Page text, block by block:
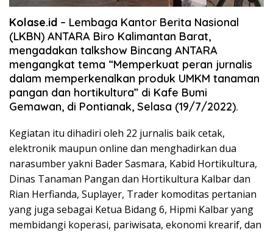
Kolase.id – Lembaga Kantor Berita Nasional
(LKBN) ANTARA Biro Kalimantan Barat,
mengadakan talkshow Bincang ANTARA
mengangkat tema “Memperkuat peran jurnalis
dalam memperkenalkan produk UMKM tanaman
pangan dan hortikultura” di Kafe Bumi
Gemawan, di Pontianak, Selasa (19/7/2022).
Kegiatan itu dihadiri oleh 22 jurnalis baik cetak,
elektronik maupun online dan menghadirkan dua
narasumber yakni Bader Sasmara, Kabid Hortikultura,
Dinas Tanaman Pangan dan Hortikultura Kalbar dan
Rian Herfianda, Suplayer, Trader komoditas pertanian
yang juga sebagai Ketua Bidang 6, Hipmi Kalbar yang
membidangi koperasi, pariwisata, ekonomi krearif, dan